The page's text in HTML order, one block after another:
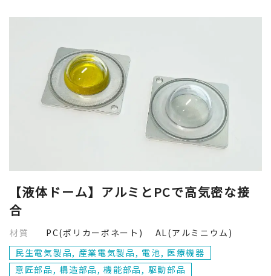
【液体ドーム】アルミとPCで高気密な接
合
材質
PC(ポリカーボネート) AL(アルミニウム)
民生電気製品, 産業電気製品, 電池, 医療機器
意匠部品, 構造部品, 機能部品, 駆動部品